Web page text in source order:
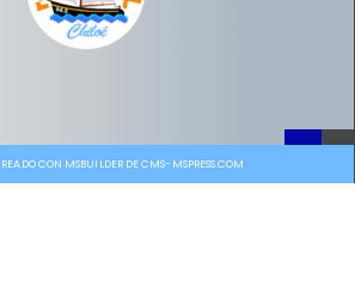
CON MSBUILDER DE CMS-MSPRESS.COM